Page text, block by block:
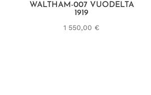
WALTHAM-007 VUODELTA
1919
1 550,00 €